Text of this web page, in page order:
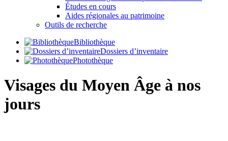
Études en cours
Aides régionales au patrimoine
Outils de recherche
Bibliothèque
Dossiers d’inventaire
Photothèque
Visages du Moyen Âge à nos
jours